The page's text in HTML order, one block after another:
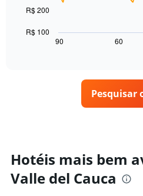
eixo
exibindo
o
preço
médio
O
gráfico
acordo
com
a
aproximação
90 60
R$ 100
R$ 200
Pesquisar
Hotéis mais bem
Valle del Cauca